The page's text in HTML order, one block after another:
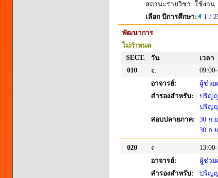
สถานะรายวิชา: ใช้งาน
เลือก ปีการศึกษา:
1 /
พัฒนาการ
ไม่กำหนด
SECT.
วัน
เวลา
010
จ.
อาจารย์:
ผู้ช่วย
สำรองสำหรับ:
ปริญญ
ปริญญ
สอบปลายภาค:
30 ก.
30 ก.
020 จ.
อาจารย์:
ผู้ช่วย
สำรองสำหรับ:
ปริญญ